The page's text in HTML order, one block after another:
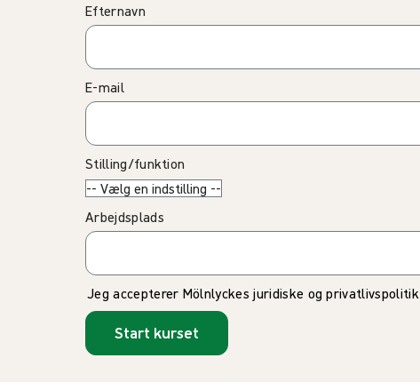
Efternavn
E-mail
Stilling/funktion
Arbejdsplads
Jeg accepterer Mölnlyckes juridiske og privatlivspolitik
Start kurset